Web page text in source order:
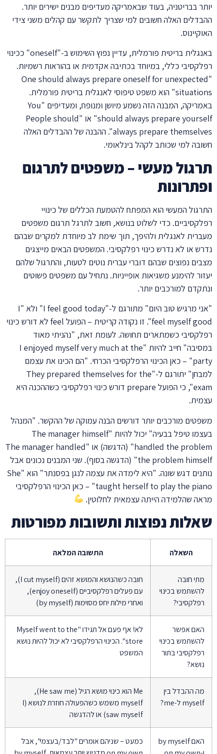
יותר בבריטניה, בעוד שבאמריקה מעדיפים מבנים ישירים יותר.
ההבדלים האלה חשובים למי שצריך לתקשר עם קהלים משני צידי
האוקיינוס.
באנגלית בריטית פורמלית, עדיין נפוץ השימוש ב-"oneself" ככינוי
רפלקסיבי כללי, במיוחד בכתיבה אקדמית או בהוראות רשמיות.
"One should always prepare oneself for unexpected
situations" הוא משפט טיפוסי לאנגלית בריטית פורמלית.
באמריקה, המבנה הזה נשמע מיושן ומנופח, ומעדיפים "You
should always prepare yourself" או "People should
always prepare themselves". ההבנה של ההבדלים האלה
חשובה למי שכותב לקהל בינלאומי.
תרגול מעשי – משפטים לתרגום
ופתרונות
התרגול המעשי הוא המפתח להטמעת הכללים של כינויי
רפלקסיביים. כדי לשלוט בנושא, חשוב לתרגל תרגום משפטים
מעברית לאנגלית ולהיפך, תוך שימת לב מיוחדת למקרים שבהם
נדרש או לא נדרש כינוי רפלקסיבי. המשפטים הבאים מייצגים
מצבים נפוצים שבהם דוברי עברית נוטים לטעות, והתרגול שלהם
יעזור להימנע משגיאות אופייניות. נתחיל עם משפטים פשוטים
ונתקדם למורכבים יותר.
"אני מרגיש טוב היום" מתורגם ל-"I feel good today" ולא "I
feel myself good". זו נקודה קריטית – הפועל feel לא דורש כינוי
רפלקסיבי כשמתארים תחושה. לעומת זאת, "נהניתי מאוד
במסיבה" חייב להיות "I enjoyed myself very much at the
party" – כאן הכינוי הרפלקסיבי הכרחי. "הם הכינו את עצמם
למבחן" יתורגם ל-"They prepared themselves for the
exam", כי הפועל prepare דורש כינוי רפלקסיבי כשההכנה היא
עצמית.
משפטים מורכבים יותר דורשים הבנה עמוקה של ההקשר. "המנהל
בעצמו טיפל בבעיה" יכול להיות "The manager himself
handled the problem" (הדגשה) או "The manager handled
the problem himself" (הדגשה בסוף). שני המבנים נכונים אבל
נותנים דגש שונה. "היא לימדה את עצמה לנגן בפסנתר" הוא "She
taught herself to play the piano" – כאן הכינוי הרפלקסיבי
מראה שהלמידה הייתה עצמאית לחלוטין.
שאלות נפוצות ותשובות מפורטות
השאלה התשובה המלאה
מתי חובה
להשתמש בכינוי
רפלקסיבי?
חובה כשהנושא והמושא זהים (I cut myself),
עם פעלים רפלקסיביים (enjoy oneself),
ואחרי מילות יחס מסוימות (by myself)
האם אפשר
להשתמש בכינוי
רפלקסיבי בתור
נושא?
לא! אף פעם אל תגידו "Myself went to the
store". הכינוי הרפלקסיבי לא יכול להיות נושא
המשפט
מה ההבדל בין
myself ל-me?
Me הוא כינוי מושא רגיל (He saw me),
myself משמש כשהפעולה חוזרת לנושא (I
saw myself) או להדגשה
האם by myself
כמעט – שניהם אומרים "לבד/בעצמי", אבל